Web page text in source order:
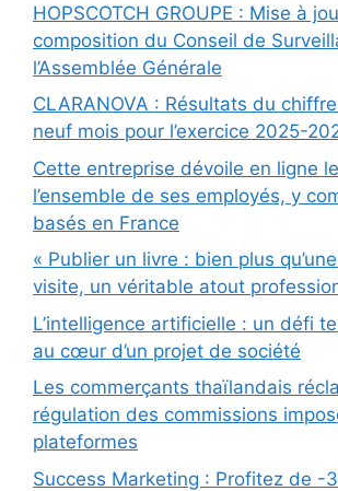
HOPSCOTCH GROUPE : Mise à
composition du Conseil de
l’Assemblée Générale
CLARANOVA : Résultats du
neuf mois pour l’exercice 2025-
Cette entreprise dévoile en ligne
l’ensemble de ses employés, y
basés en France
« Publier un livre : bien plus
visite, un véritable atout
L’intelligence artificielle : un défi
au cœur d’un projet de société
Les commerçants thaïlandais
régulation des commissions
plateformes
Success Marketing : Profitez de -